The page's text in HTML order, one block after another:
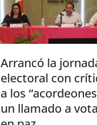
Arrancó la
electoral con
a los
un llamado a